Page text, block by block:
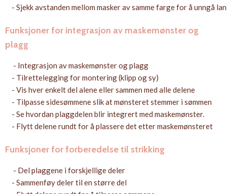
- Sjekk avstanden mellom masker av samme farge for å unngå
Funksjoner for integrasjon av maskemønster og
plagg
- Integrasjon av maskemønster og plagg
- Tilrettelegging for montering (klipp og sy)
- Vis hver enkelt del alene eller sammen med alle delene
- Tilpasse sidesømmene slik at mønsteret stemmer i sømmen
- Se hvordan plaggdelen blir integrert med maskemønster.
- Flytt delene rundt for å plassere det etter maskemønsteret
Funksjoner for forberedelse til strikking
- Del plaggene i forskjellige deler
- Sammenføy deler til en større del